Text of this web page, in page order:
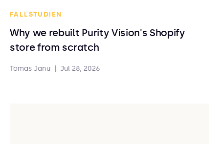
FALLSTUDIEN
Why we rebuilt Purity Vision's Shopify
store from scratch
Tomas Janu Jul 28, 2026